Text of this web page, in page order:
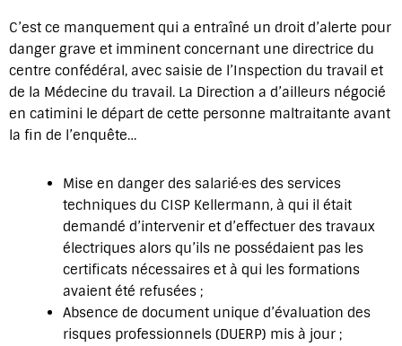
C’est ce manquement qui a entraîné un droit d’alerte pour
danger grave et imminent concernant une directrice du
centre confédéral, avec saisie de l’Inspection du travail et
de la Médecine du travail. La Direction a d’ailleurs négocié
en catimini le départ de cette personne maltraitante avant
la fin de l’enquête…
Mise en danger des salarié·es des services
techniques du CISP Kellermann, à qui il était
demandé d’intervenir et d’effectuer des travaux
électriques alors qu’ils ne possédaient pas les
certificats nécessaires et à qui les formations
avaient été refusées ;
Absence de document unique d’évaluation des
risques professionnels (DUERP) mis à jour ;